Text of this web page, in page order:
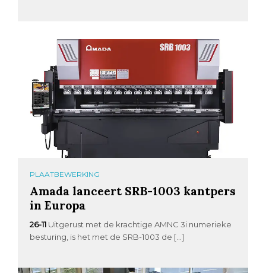
PLAATBEWERKING
Amada lanceert SRB-1003 kantpers
in Europa
26-11 Uitgerust met de krachtige AMNC 3i numerieke
besturing, is het met de SRB-1003 de […]